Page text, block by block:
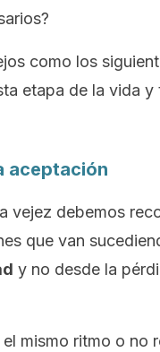
como los
etapa de la vida
aceptación
vejez debemos
que van
y no desde la
el mismo ritmo o no